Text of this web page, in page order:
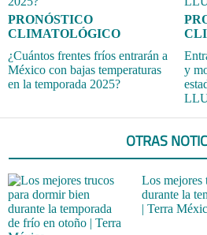
PRONÓSTICO
CLIMATOLÓGICO
¿Cuántos frentes fríos entrarán a
México con bajas temperaturas
en la temporada 2025?
y
OTRAS
Los mejores
durante la
| Terra